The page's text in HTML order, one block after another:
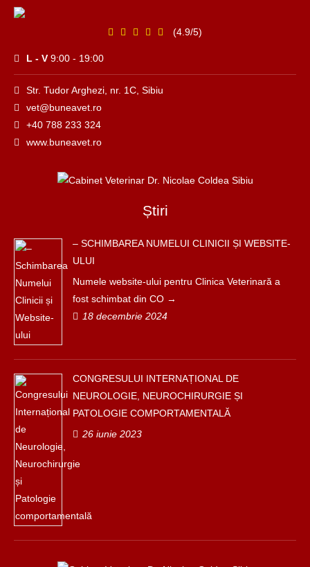
(4.9/5)
L - V 9:00 - 19:00
Str. Tudor Arghezi, nr. 1C, Sibiu
vet@buneavet.ro
+40 788 233 324
www.buneavet.ro
Știri
– SCHIMBAREA NUMELUI CLINICII ȘI WEBSITE-
ULUI
Numele website-ului pentru Clinica Veterinară a
fost schimbat din CO
18 decembrie 2024
CONGRESULUI INTERNAȚIONAL DE
NEUROLOGIE, NEUROCHIRURGIE ȘI
PATOLOGIE COMPORTAMENTALĂ
26 iunie 2023